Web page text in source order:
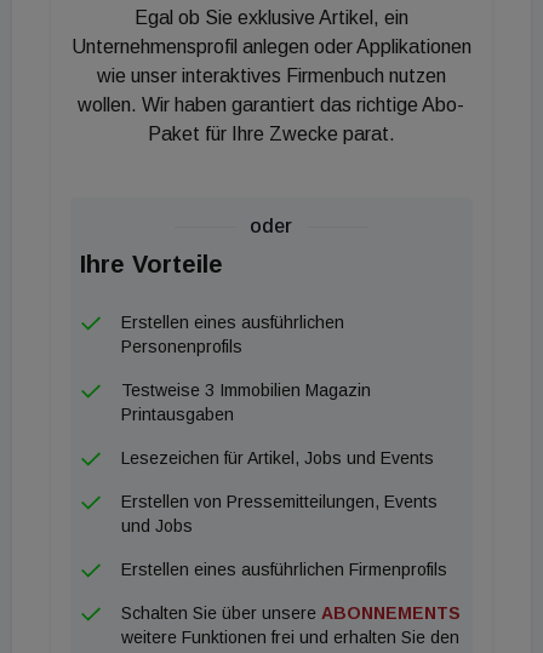
Immobilienwert steigern, während ältere Modelle
durch strengere Grenzwerte oder veränderten
Geschmack weniger attraktiv sind.“
Im ersten Halbjahr 2024 waren deutschlandweit 22
Prozent der angebotenen Häuser bei ImmoScout24
Egal ob Sie exklusive Artikel, ein
Unternehmensprofil anlegen oder Applikationen
wie unser interaktives Firmenbuch nutzen
wollen. Wir haben garantiert das richtige Abo-
Paket für Ihre Zwecke parat.
oder
Ihre Vorteile
Erstellen eines ausführlichen
Personenprofils
Testweise 3 Immobilien Magazin
Printausgaben
Lesezeichen für Artikel, Jobs und Events
Erstellen von Pressemitteilungen, Events
und Jobs
Erstellen eines ausführlichen Firmenprofils
Schalten Sie über unsere ABONNEMENTS
weitere Funktionen frei und erhalten Sie den